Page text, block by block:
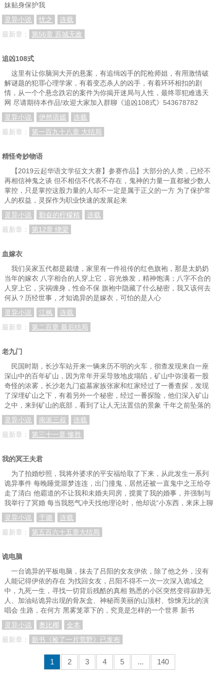
妹贴身保护我
灵异小说
忧之
连载
最新章：
第56章 苏城无敌
追凶108式
这里有让你脑洞大开的悬案，有追缉凶手的陀枪师姐，有用激情破
解谜题的犯罪心理学家，有着变态杀人的凶手，有着环环相扣的剧
情，从一个个悬念跌宕的案件为你揭开迷局与人性，最终罪犯难逃天
网 尽请期待本作品!欢迎大家加入群聊《追凶108式》543678782
灵异小说
伊然语嫣
连载
最新章：
第一百九十八章 大结局
精怪奇妙物语
【2019云起华语文学征文大赛】参赛作品】大部分的人类，已经不
再相信神鬼之谈 但不相信不代表不存在，鬼神的力量一直都被少数人
掌控，只是掌控这股力量的人却不一定是属于正义的一方 为了保护常
人的权益，灵探作为职业快速的发展起来
灵异小说
勤奋的柠檬精
连载
最新章：
第12章 绕梁
血嫁衣
我们吴家五代都是裁缝，家里有一件祖传的红色旗袍，那是太奶奶
当年的嫁衣 八字相合的人穿上它，容光焕发，精神饱满；八字不合的
人穿上它，灾祸缠身，性命不保 旗袍中隐藏了什么秘密，我又该何去
何从？历经世事，才知诡异的是嫁衣，可怕的是人心
灵异小说
江枫
连载
最新章：
第二百章 最后结局
老九门
民国时期，长沙车站开来一辆来历不明的火车，彻查发现来自一座
深山中的百年矿山，因为常年开采导致地皮塌陷，矿山中弥漫着一股
奇怪的浓雾，长沙老九门盗墓家族张家和红家经过了一番查探，发现
了深埋矿山之下，有着另外一个秘密，经过一番探险，他们深入矿山
之中，来到矿山的底部，看到了让人无法置信的景象 千年之前坠落的
灵异小说
南派三叔
连载
最新章：
第三十一章 惨胜
我的冥王夫君
为了拍婚纱照，我将外婆求的平安福给取了下来，从此发生一系列
诡异事件 每晚睡觉噩梦连连，出门撞鬼，居然还被一直鬼中之王给夺
走了清白 他霸道的不让我和未婚夫同房，搅黄了我的婚事，并强制与
我举行了冥婚 每当我怒气冲天找他理论时，他却说“小东西，来床上聊
灵异小说
于璐
连载
最新章：
第五百六十五章大结局
诡电脑
一台诡异的平板电脑，抹去了吕阳的女友伊依，除了他之外，没有
人能记得伊依的存在 为找回女友，吕阳不得不一次一次深入诡域之
中，九死一生，寻找一切背后残酷的真相 熟悉的小区突然变得寂静无
人、加油站诡异出现的骨灰盒、神秘而美丽的山顶村、惊悚无比的演
唱会 生路，在何方 黑雾笼罩下的，究竟是怎样的一个世界 新书
灵异小说
奥比椰
全本
最新章：
新书《捡了一片荒野》已发布
1 2 3 4 5 ... 140